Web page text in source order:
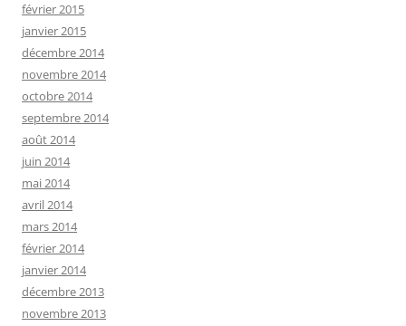
février 2015
janvier 2015
décembre 2014
novembre 2014
octobre 2014
septembre 2014
août 2014
juin 2014
mai 2014
avril 2014
mars 2014
février 2014
janvier 2014
décembre 2013
novembre 2013